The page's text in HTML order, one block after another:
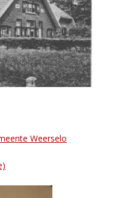
Weerselo